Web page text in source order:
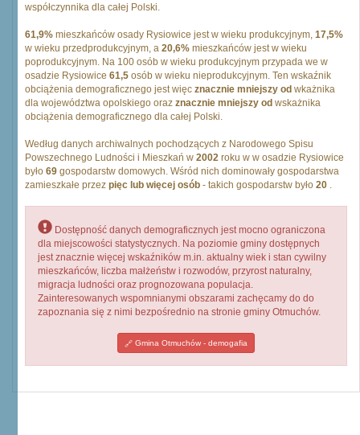
współczynnika dla całej Polski.
61,9% mieszkańców osady Rysiowice jest w wieku produkcyjnym, 17,5%
w wieku przedprodukcyjnym, a 20,6% mieszkańców jest w wieku
poprodukcyjnym. Na 100 osób w wieku produkcyjnym przypada we w
osadzie Rysiowice 61,5 osób w wieku nieprodukcyjnym. Ten wskaźnik
obciążenia demograficznego jest więc znacznie mniejszy od wkażnika
dla województwa opolskiego oraz znacznie mniejszy od wskażnika
obciążenia demograficznego dla całej Polski.
Według danych archiwalnych pochodzących z Narodowego Spisu
Powszechnego Ludności i Mieszkań w 2002 roku w w osadzie Rysiowice
było 69 gospodarstw domowych. Wśród nich dominowały gospodarstwa
zamieszkałe przez pięc lub więcej osób - takich gospodarstw było 20 .
Dostępność danych demograficznych jest mocno ograniczona
dla miejscowości statystycznych. Na poziomie gminy dostępnych
jest znacznie więcej wskaźników m.in. aktualny wiek i stan cywilny
mieszkańców, liczba małżeństw i rozwodów, przyrost naturalny,
migracja ludności oraz prognozowana populacja.
Zainteresowanych wspomnianymi obszarami zachęcamy do do
zapoznania się z nimi bezpośrednio na stronie gminy Otmuchów.
Gmina Otmuchów - demogafia